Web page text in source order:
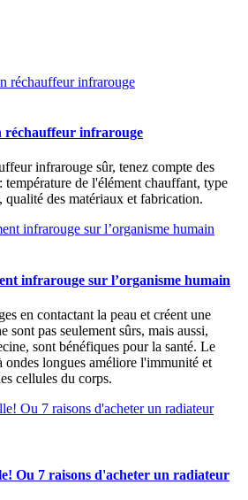
réchauffeur infrarouge
infrarouge sûr, tenez compte des
température de l'élément chauffant, type
des matériaux et fabrication.
infrarouge sur l’organisme humain
en contactant la peau et créent une
sont pas seulement sûrs, mais aussi,
sont bénéfiques pour la santé. Le
ondes longues améliore l'immunité et
cellules du corps.
Ou 7 raisons d'acheter un radiateur